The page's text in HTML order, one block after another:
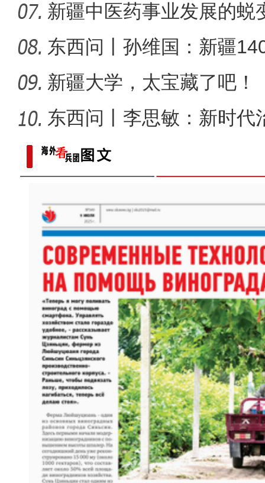
可分割
新疆中医药事业发展的蜕
东西问丨孙维国：新疆
了什么？
新疆大学，太宝藏了吧！
东西问丨李思敏：新时代